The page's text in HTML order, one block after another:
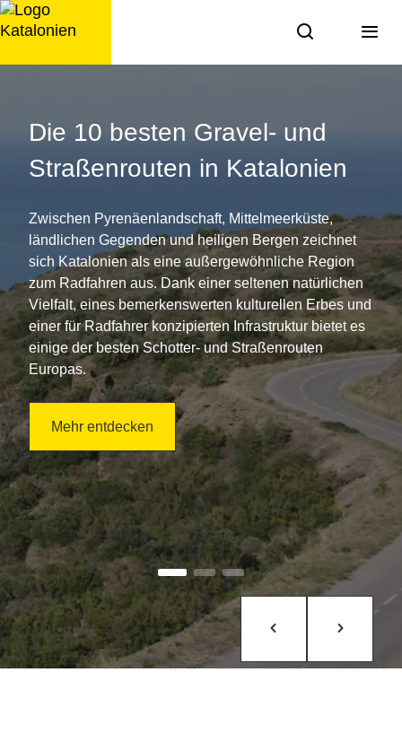
Zum
Inhalt
durch
Katalonien
Die 10 besten Gravel- und
Straßenrouten in Katalonien
Zwischen Pyrenäenlandschaft, Mittelmeerküste,
ländlichen Gegenden und heiligen Bergen zeichnet
sich Katalonien als eine außergewöhnliche Region
zum Radfahren aus. Dank einer seltenen natürlichen
Vielfalt, eines bemerkenswerten kulturellen Erbes und
einer für Radfahrer konzipierten Infrastruktur bietet es
einige der besten Schotter- und Straßenrouten
Europas.
Mehr entdecken